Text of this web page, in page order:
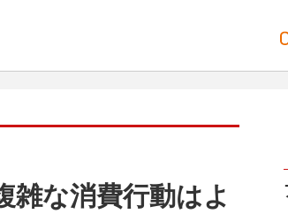
雑な消費行動はよ